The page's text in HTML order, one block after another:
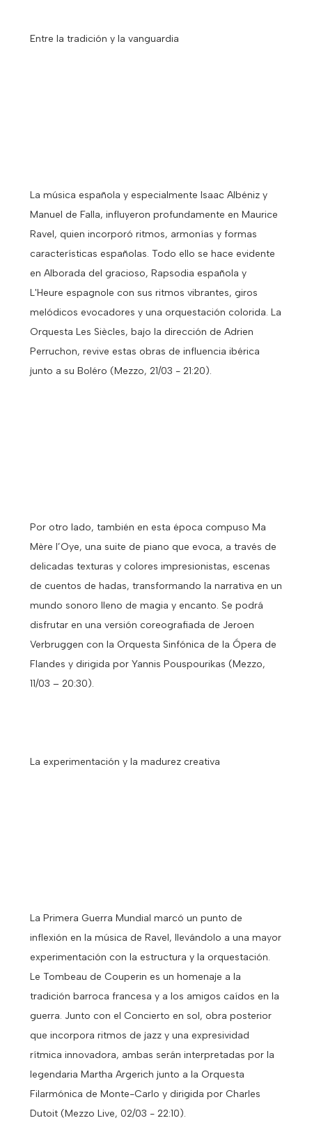
Entre la tradición y la vanguardia
La música española y especialmente Isaac Albéniz y
Manuel de Falla, influyeron profundamente en Maurice
Ravel, quien incorporó ritmos, armonías y formas
características españolas. Todo ello se hace evidente
en Alborada del gracioso, Rapsodia española y
L'Heure espagnole con sus ritmos vibrantes, giros
melódicos evocadores y una orquestación colorida. La
Orquesta Les Siècles, bajo la dirección de Adrien
Perruchon, revive estas obras de influencia ibérica
junto a su Boléro (Mezzo, 21/03 - 21:20).
Por otro lado, también en esta época compuso Ma
Mère l’Oye, una suite de piano que evoca, a través de
delicadas texturas y colores impresionistas, escenas
de cuentos de hadas, transformando la narrativa en un
mundo sonoro lleno de magia y encanto. Se podrá
disfrutar en una versión coreografiada de Jeroen
Verbruggen con la Orquesta Sinfónica de la Ópera de
Flandes y dirigida por Yannis Pouspourikas (Mezzo,
11/03 – 20:30).
La experimentación y la madurez creativa
La Primera Guerra Mundial marcó un punto de
inflexión en la música de Ravel, llevándolo a una mayor
experimentación con la estructura y la orquestación.
Le Tombeau de Couperin es un homenaje a la
tradición barroca francesa y a los amigos caídos en la
guerra. Junto con el Concierto en sol, obra posterior
que incorpora ritmos de jazz y una expresividad
rítmica innovadora, ambas serán interpretadas por la
legendaria Martha Argerich junto a la Orquesta
Filarmónica de Monte-Carlo y dirigida por Charles
Dutoit (Mezzo Live, 02/03 - 22:10).